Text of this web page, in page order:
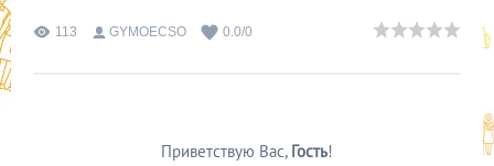
113 GYMOECSO 0.0/0
Приветствую Вас, Гость!